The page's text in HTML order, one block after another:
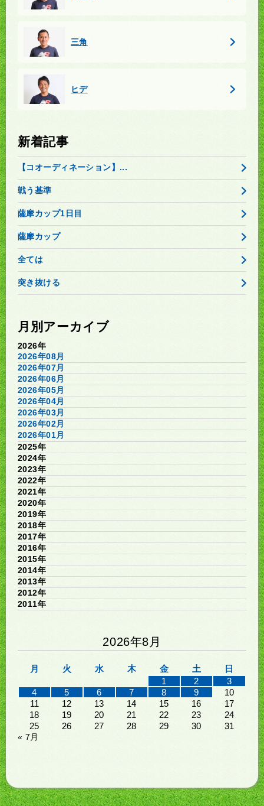
三角
ヒデ
新着記事
【コオーディネーション】...
戦う基準
薩摩カップ1日目
薩摩カップ
全ては
突き抜ける
月別アーカイブ
2026年
2026年08月
2026年07月
2026年06月
2026年05月
2026年04月
2026年03月
2026年02月
2026年01月
2025年
2024年
2023年
2022年
2021年
2020年
2019年
2018年
2017年
2016年
2015年
2014年
2013年
2012年
2011年
2026年8月
月 火 水 木 金 土
日
1
2
3
4
5 6 7 8 9
10
11
12 13 14 15 16
17
18
19 20 21 22 23
24
25
26 27 28 29 30 31
« 7月